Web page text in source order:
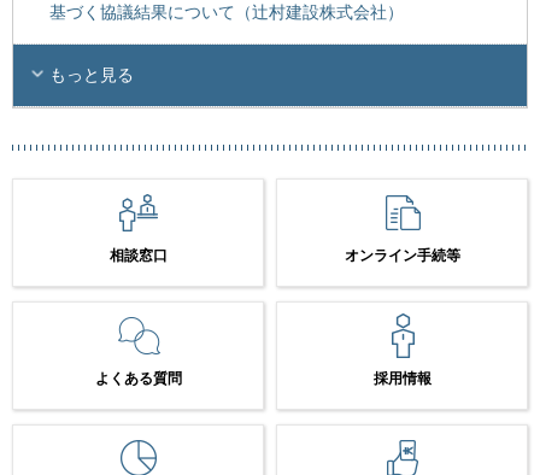
基づく協議結果について（辻村建設株式会社）
もっと見る
相談窓口 オンライン手続等
よくある質問 採用情報